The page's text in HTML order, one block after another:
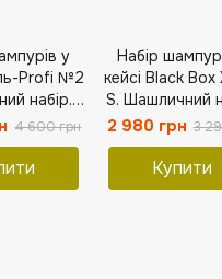
у
Profi №2
набір.
4 600 грн
Набір
кейсі Black Box
S. Шашличний
чоловікові
2 980 грн 3
Купити